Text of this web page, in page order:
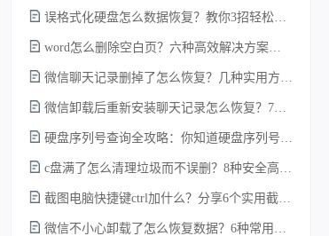
误格式化硬盘怎么数据恢复？教你3招轻松恢复！
word怎么删除空白页？六种高效解决方案（2026年最新实操指南）！
微信聊天记录删掉了怎么恢复？几种实用方法详解！
微信卸载后重新安装聊天记录怎么恢复？7种实测有效的恢复方案详解！
硬盘序列号查询全攻略：你知道硬盘序列号怎么查吗？
c盘满了怎么清理垃圾而不误删？8种安全高效的方法详解+误删恢复指南！
截图电脑快捷键ctrl加什么？分享6个实用截图方法！
微信不小心卸载了怎么恢复数据？6种常用方法详解！